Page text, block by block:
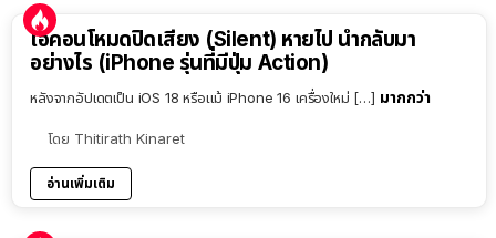
ไอคอนโหมดปิดเสียง (Silent) หายไป นำกลับมา
อย่างไร (iPhone รุ่นที่มีปุ่ม Action)
หลังจากอัปเดตเป็น iOS 18 หรือแม้ iPhone 16 เครื่องใหม่ […] มากกว่า
โดย Thitirath Kinaret
อ่านเพิ่มเติม